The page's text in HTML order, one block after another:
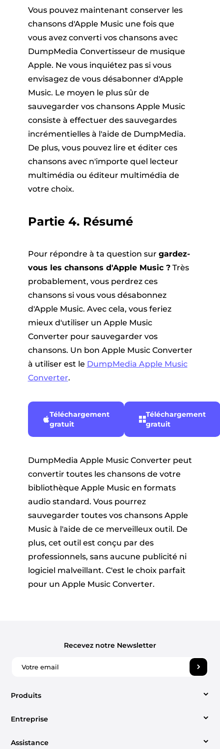
Vous pouvez maintenant conserver les
chansons d'Apple Music une fois que
vous avez converti vos chansons avec
DumpMedia Convertisseur de musique
Apple. Ne vous inquiétez pas si vous
envisagez de vous désabonner d'Apple
Music. Le moyen le plus sûr de
sauvegarder vos chansons Apple Music
consiste à effectuer des sauvegardes
incrémentielles à l'aide de DumpMedia.
De plus, vous pouvez lire et éditer ces
chansons avec n'importe quel lecteur
multimédia ou éditeur multimédia de
votre choix.
Partie 4. Résumé
Pour répondre à ta question sur gardez-
vous les chansons d'Apple Music ?Très
probablement, vous perdrez ces
chansons si vous vous désabonnez
d'Apple Music. Avec cela, vous feriez
mieux d'utiliser un Apple Music
Converter pour sauvegarder vos
chansons. Un bon Apple Music Converter
à utiliser est le DumpMedia Apple Music
Converter.
Téléchargement
gratuit
Téléchargement
gratuit
DumpMedia Apple Music Converter peut
convertir toutes les chansons de votre
bibliothèque Apple Music en formats
audio standard. Vous pourrez
sauvegarder toutes vos chansons Apple
Music à l'aide de ce merveilleux outil. De
plus, cet outil est conçu par des
professionnels, sans aucune publicité ni
logiciel malveillant. C'est le choix parfait
pour un Apple Music Converter.
Produits
Video Converter
Assistance
Entreprise
À propos
Recevez notre Newsletter